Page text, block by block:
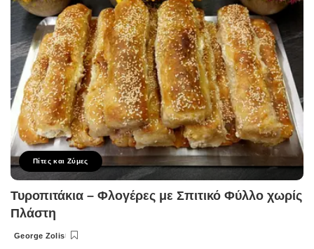
Πίτες και Ζύμες
Τυροπιτάκια – Φλογέρες με Σπιτικό Φύλλο χωρίς
Πλάστη
Posted
George Zolis